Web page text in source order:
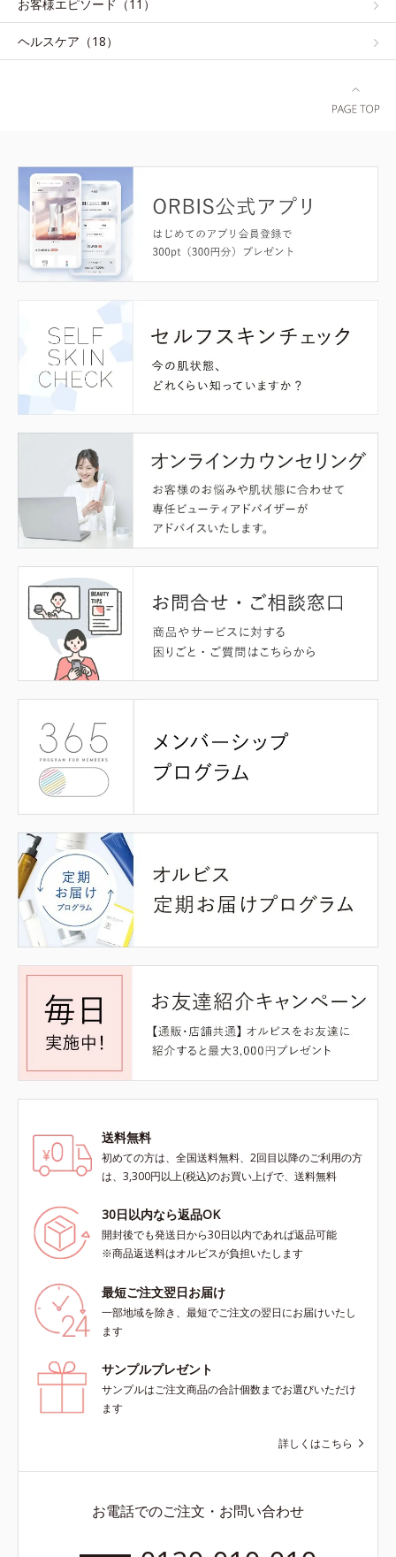
お客様エピソード（11）
ヘルスケア（18）
送料無料
初めての方は、全国送料無料、2回目以降のご利用の方
は、3,300円以上(税込)のお買い上げで、送料無料
30日以内なら返品OK
開封後でも発送日から30日以内であれば返品可能
※商品返送料はオルビスが負担いたします
最短ご注文翌日お届け
一部地域を除き、最短でご注文の翌日にお届けいたし
ます
サンプルプレゼント
サンプルはご注文商品の合計個数までお選びいただけ
ます
詳しくはこちら
お電話でのご注文・お問い合わせ